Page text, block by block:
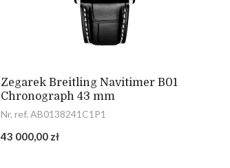
Zegarek Breitling Navitimer B01
Chronograph 43 mm
Nr. ref. AB0138241C1P1
43 000,00 zł